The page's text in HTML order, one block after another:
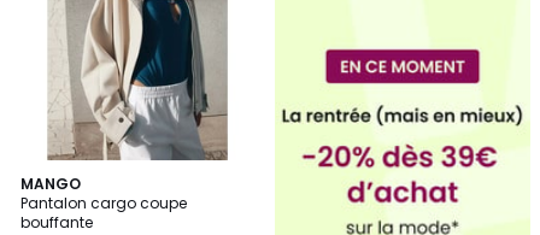
MANGO
Pantalon cargo coupe
bouffante